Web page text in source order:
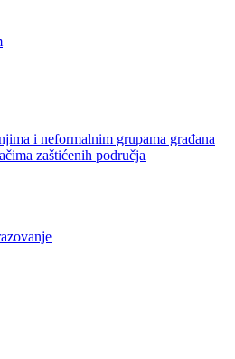
i neformalnim grupama građana
zaštićenih područja